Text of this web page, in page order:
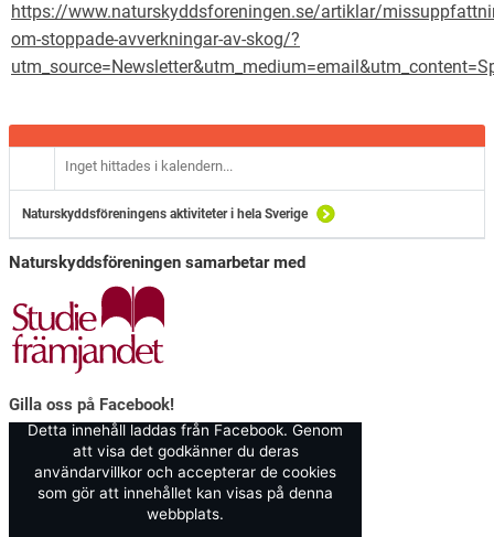
https://www.naturskyddsforeningen.se/artiklar/
om-stoppade-avverkningar-av-skog/?
Inget hittades i kalendern...
Naturskyddsföreningens aktiviteter i hela Sverige
Naturskyddsföreningen samarbetar med
Gilla oss på Facebook!
Detta innehåll laddas från Facebook. Genom
att visa det godkänner du deras
användarvillkor och accepterar de cookies
som gör att innehållet kan visas på denna
webbplats.